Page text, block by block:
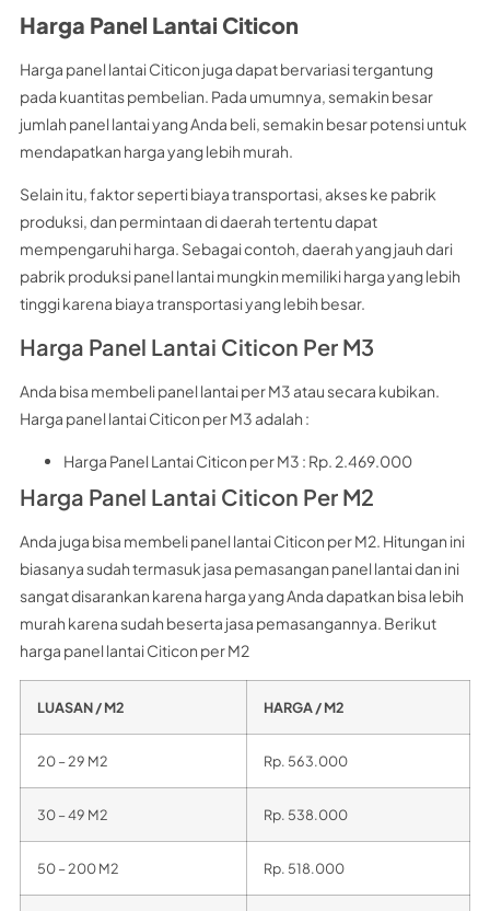
Harga Panel Lantai Citicon
Harga panel lantai Citicon juga dapat bervariasi tergantung
pada kuantitas pembelian. Pada umumnya, semakin besar
jumlah panel lantai yang Anda beli, semakin besar potensi untuk
mendapatkan harga yang lebih murah.
Selain itu, faktor seperti biaya transportasi, akses ke pabrik
produksi, dan permintaan di daerah tertentu dapat
mempengaruhi harga. Sebagai contoh, daerah yang jauh dari
pabrik produksi panel lantai mungkin memiliki harga yang lebih
tinggi karena biaya transportasi yang lebih besar.
Harga Panel Lantai Citicon Per M3
Anda bisa membeli panel lantai per M3 atau secara kubikan.
Harga panel lantai Citicon per M3 adalah :
Harga Panel Lantai Citicon per M3 : Rp. 2.469.000
Harga Panel Lantai Citicon Per M2
Anda juga bisa membeli panel lantai Citicon per M2. Hitungan ini
biasanya sudah termasuk jasa pemasangan panel lantai dan ini
sangat disarankan karena harga yang Anda dapatkan bisa lebih
murah karena sudah beserta jasa pemasangannya. Berikut
harga panel lantai Citicon per M2
LUASAN / M2 HARGA / M2
20 – 29 M2 Rp. 563.000
30 – 49 M2 Rp. 538.000
50 – 200 M2 Rp. 518.000